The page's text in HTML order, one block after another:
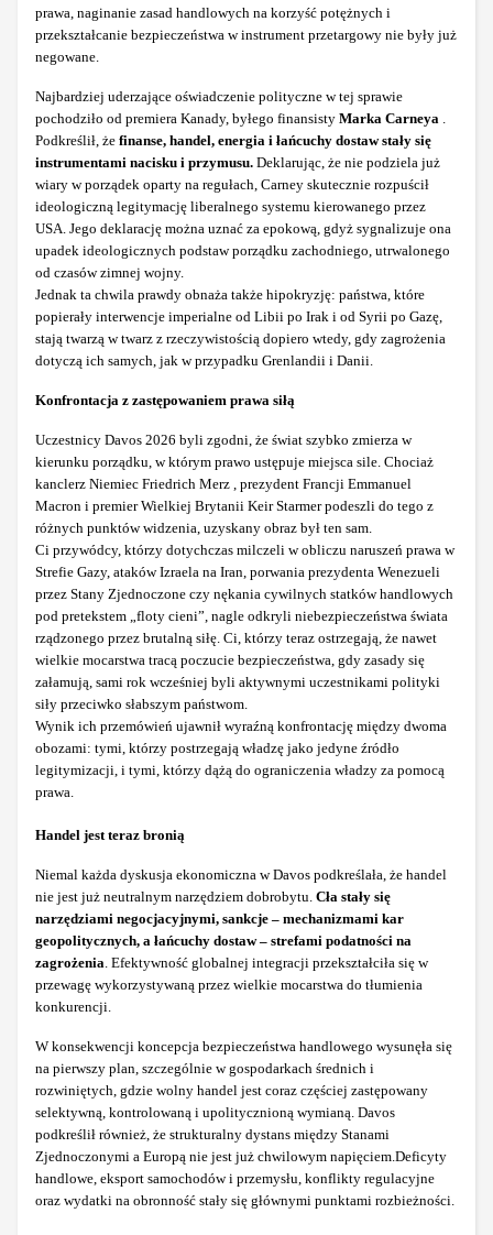
prawa, naginanie zasad handlowych na korzyść potężnych i
przekształcanie bezpieczeństwa w instrument przetargowy nie były już
negowane.
Najbardziej uderzające oświadczenie polityczne w tej sprawie
pochodziło od premiera Kanady, byłego finansisty Marka Carneya .
Podkreślił, że finanse, handel, energia i łańcuchy dostaw stały się
instrumentami nacisku i przymusu. Deklarując, że nie podziela już
wiary w porządek oparty na regułach, Carney skutecznie rozpuścił
ideologiczną legitymację liberalnego systemu kierowanego przez
USA. Jego deklarację można uznać za epokową, gdyż sygnalizuje ona
upadek ideologicznych podstaw porządku zachodniego, utrwalonego
od czasów zimnej wojny.
Jednak ta chwila prawdy obnaża także hipokryzję: państwa, które
popierały interwencje imperialne od Libii po Irak i od Syrii po Gazę,
stają twarzą w twarz z rzeczywistością dopiero wtedy, gdy zagrożenia
dotyczą ich samych, jak w przypadku Grenlandii i Danii.
Konfrontacja z zastępowaniem prawa siłą
Uczestnicy Davos 2026 byli zgodni, że świat szybko zmierza w
kierunku porządku, w którym prawo ustępuje miejsca sile. Chociaż
kanclerz Niemiec Friedrich Merz , prezydent Francji Emmanuel
Macron i premier Wielkiej Brytanii Keir Starmer podeszli do tego z
różnych punktów widzenia, uzyskany obraz był ten sam.
Ci przywódcy, którzy dotychczas milczeli w obliczu naruszeń prawa w
Strefie Gazy, ataków Izraela na Iran, porwania prezydenta Wenezueli
przez Stany Zjednoczone czy nękania cywilnych statków handlowych
pod pretekstem „floty cieni”, nagle odkryli niebezpieczeństwa świata
rządzonego przez brutalną siłę. Ci, którzy teraz ostrzegają, że nawet
wielkie mocarstwa tracą poczucie bezpieczeństwa, gdy zasady się
załamują, sami rok wcześniej byli aktywnymi uczestnikami polityki
siły przeciwko słabszym państwom.
Wynik ich przemówień ujawnił wyraźną konfrontację między dwoma
obozami: tymi, którzy postrzegają władzę jako jedyne źródło
legitymizacji, i tymi, którzy dążą do ograniczenia władzy za pomocą
prawa.
Handel jest teraz bronią
Niemal każda dyskusja ekonomiczna w Davos podkreślała, że handel
nie jest już neutralnym narzędziem dobrobytu. Cła stały się
narzędziami negocjacyjnymi, sankcje – mechanizmami kar
geopolitycznych, a łańcuchy dostaw – strefami podatności na
zagrożenia. Efektywność globalnej integracji przekształciła się w
przewagę wykorzystywaną przez wielkie mocarstwa do tłumienia
konkurencji.
W konsekwencji koncepcja bezpieczeństwa handlowego wysunęła się
na pierwszy plan, szczególnie w gospodarkach średnich i
rozwiniętych, gdzie wolny handel jest coraz częściej zastępowany
selektywną, kontrolowaną i upolitycznioną wymianą. Davos
podkreślił również, że strukturalny dystans między Stanami
Zjednoczonymi a Europą nie jest już chwilowym napięciem.Deficyty
handlowe, eksport samochodów i przemysłu, konflikty regulacyjne
oraz wydatki na obronność stały się głównymi punktami rozbieżności.